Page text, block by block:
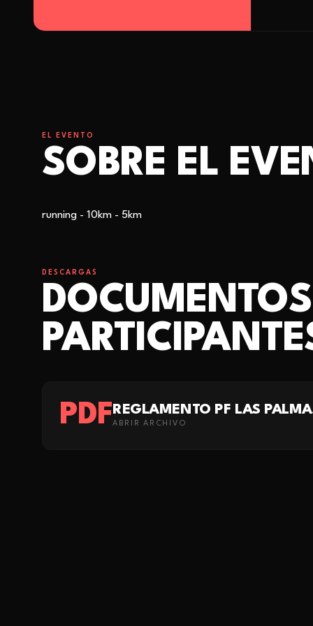
EL EVENTO
SOBRE EL
running - 10km - 5km
DESCARGAS
PDFREGLAMENTO PF LAS
ABRIR ARCHIVO